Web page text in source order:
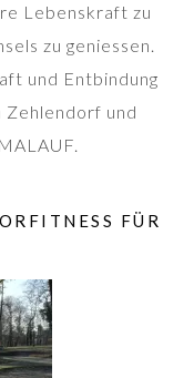
Lebenskraft zu
zu geniessen.
und Entbindung
Zehlendorf und
FÜR